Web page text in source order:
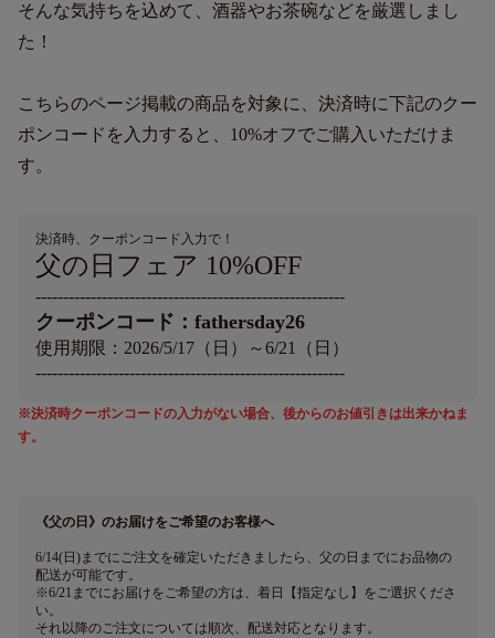
そんな気持ちを込めて、酒器やお茶碗などを厳選しまし
た！
こちらのページ掲載の商品を対象に、決済時に下記のクー
ポンコードを入力すると、10%オフでご購入いただけま
す。
決済時、クーポンコード入力で！
父の日フェア 10%OFF
--------------------------------------------------------
クーポンコード：fathersday26
使用期限：2026/5/17（日）～6/21（日）
--------------------------------------------------------
※決済時クーポンコードの入力がない場合、後からのお値引きは出来かねま
す。
《父の日》のお届けをご希望のお客様へ
6/14(日)までにご注文を確定いただきましたら、父の日までにお品物の
配送が可能です。
※6/21までにお届けをご希望の方は、着日【指定なし】をご選択くださ
い。
それ以降のご注文については順次、配送対応となります。